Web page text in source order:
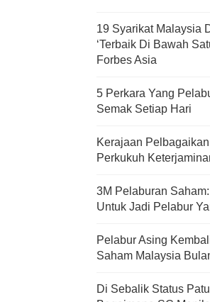
19 Syarikat Malaysia
‘Terbaik Di Bawah
Forbes Asia
5 Perkara Yang
Semak Setiap Hari
Kerajaan
Perkukuh
3M Pelaburan
Untuk Jadi Pelabur
Pelabur Asing
Saham Malaysia
Di Sebalik Status